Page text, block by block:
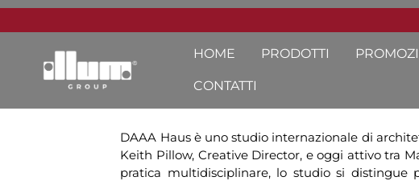
HOME PRODOTTI
CONTATTI
DAAA Haus è uno studio internazionale di
Keith Pillow, Creative Director, e oggi attivo tra
pratica multidisciplinare, lo studio si distingue